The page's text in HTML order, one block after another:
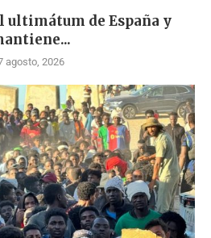
ultimátum de España y
agosto, 2026